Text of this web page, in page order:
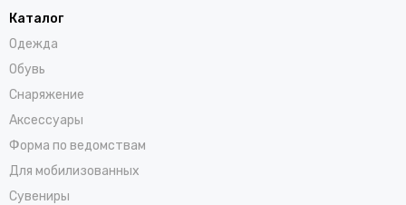
Каталог
Одежда
Обувь
Снаряжение
Аксессуары
Форма по ведомствам
Для мобилизованных
Сувениры